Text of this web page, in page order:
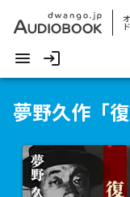
夢野久作「復